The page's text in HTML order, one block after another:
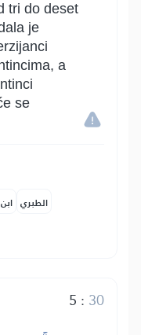
tri do deset
je
a
se
الطبري
5 : 30